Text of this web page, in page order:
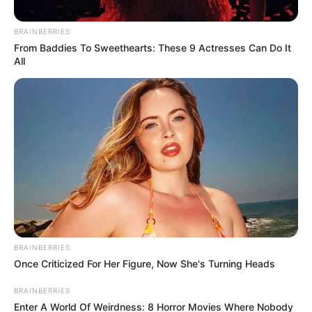
las autoridades.
En la Unión liberaron a una mujer secuestrada y
capturaron a sujetos que se hacían pasar por integrantes
BRAINBERRIES
From Baddies To Sweethearts: These 9 Actresses Can Do It
All
BRAINBERRIES
Once Criticized For Her Figure, Now She's Turning Heads
BRAINBERRIES
Enter A World Of Weirdness: 8 Horror Movies Where Nobody